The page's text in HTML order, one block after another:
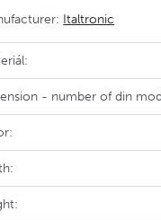
Italtronic
- number of din